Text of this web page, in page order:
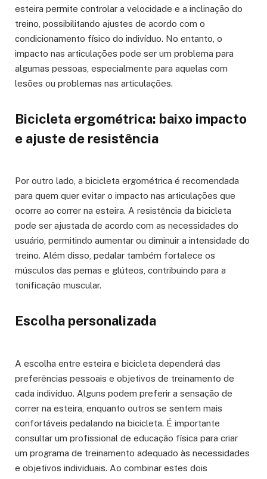
esteira permite controlar a velocidade e a inclinação do
treino, possibilitando ajustes de acordo com o
condicionamento físico do indivíduo. No entanto, o
impacto nas articulações pode ser um problema para
algumas pessoas, especialmente para aquelas com
lesões ou problemas nas articulações.
Bicicleta ergométrica: baixo impacto
e ajuste de resistência
Por outro lado, a bicicleta ergométrica é recomendada
para quem quer evitar o impacto nas articulações que
ocorre ao correr na esteira. A resistência da bicicleta
pode ser ajustada de acordo com as necessidades do
usuário, permitindo aumentar ou diminuir a intensidade do
treino. Além disso, pedalar também fortalece os
músculos das pernas e glúteos, contribuindo para a
tonificação muscular.
Escolha personalizada
A escolha entre esteira e bicicleta dependerá das
preferências pessoais e objetivos de treinamento de
cada indivíduo. Alguns podem preferir a sensação de
correr na esteira, enquanto outros se sentem mais
confortáveis pedalando na bicicleta. É importante
consultar um profissional de educação física para criar
um programa de treinamento adequado às necessidades
e objetivos individuais. Ao combinar estes dois